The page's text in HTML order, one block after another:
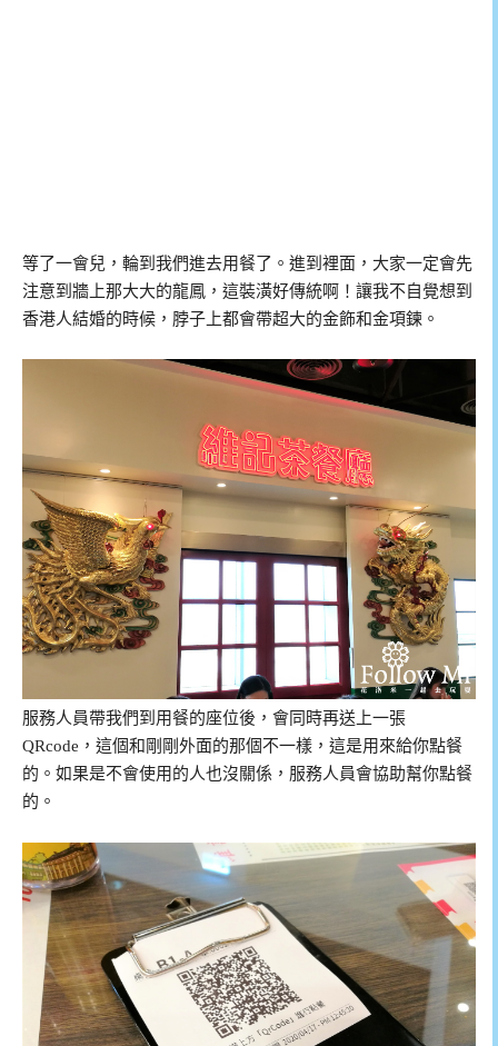
等了一會兒，輪到我們進去用餐了。進到裡面，大家一定會先
注意到牆上那大大的龍鳳，這裝潢好傳統啊！讓我不自覺想到
香港人結婚的時候，脖子上都會帶超大的金飾和金項鍊。
服務人員帶我們到用餐的座位後，會同時再送上一張
QRcode，這個和剛剛外面的那個不一樣，這是用來給你點餐
的。如果是不會使用的人也沒關係，服務人員會協助幫你點餐
的。